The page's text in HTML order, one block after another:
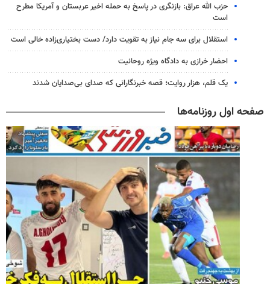
حزب الله عراق: بازنگری در پاسخ به حمله اخیر عربستان و آمریکا مطرح
است
استقلال برای سه جام نیاز به تقویت دارد/ دست بختیاری‌زاده خالی است
احضار خرازی به دادگاه ویژه روحانیت
یک قلم، هزار روایت؛ قصه خبرنگارانی که صدای بی‌صدایان شدند
صفحه اول روزنامه‌ها